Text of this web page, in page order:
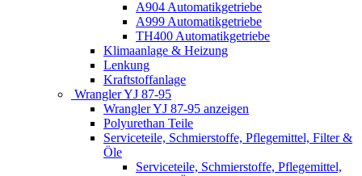
A904 Automatikgetriebe
A999 Automatikgetriebe
TH400 Automatikgetriebe
Klimaanlage & Heizung
Lenkung
Kraftstoffanlage
Wrangler YJ 87-95
Wrangler YJ 87-95 anzeigen
Polyurethan Teile
Serviceteile, Schmierstoffe, Pflegemittel, Filter &
Öle
Serviceteile, Schmierstoffe, Pflegemittel,